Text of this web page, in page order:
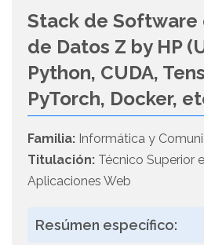
Stack de Software
de Datos Z by HP
Python, CUDA,
PyTorch, Docker,
Familia: Informática y
Titulación: Técnico Superior
Aplicaciones Web
Resúmen específico: